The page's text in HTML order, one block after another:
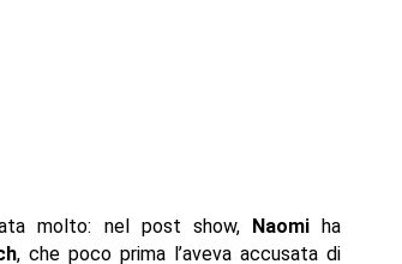
molto: nel post show, Naomi ha
, che poco prima l’aveva accusata di